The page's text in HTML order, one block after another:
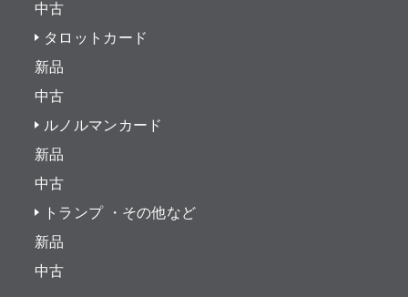
中古
タロットカード
新品
中古
ルノルマンカード
新品
中古
トランプ ・その他など
新品
中古